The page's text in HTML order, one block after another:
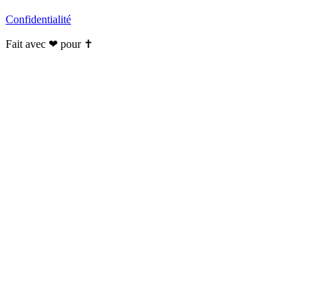
Confidentialité
Fait avec ❤ pour ✝️️